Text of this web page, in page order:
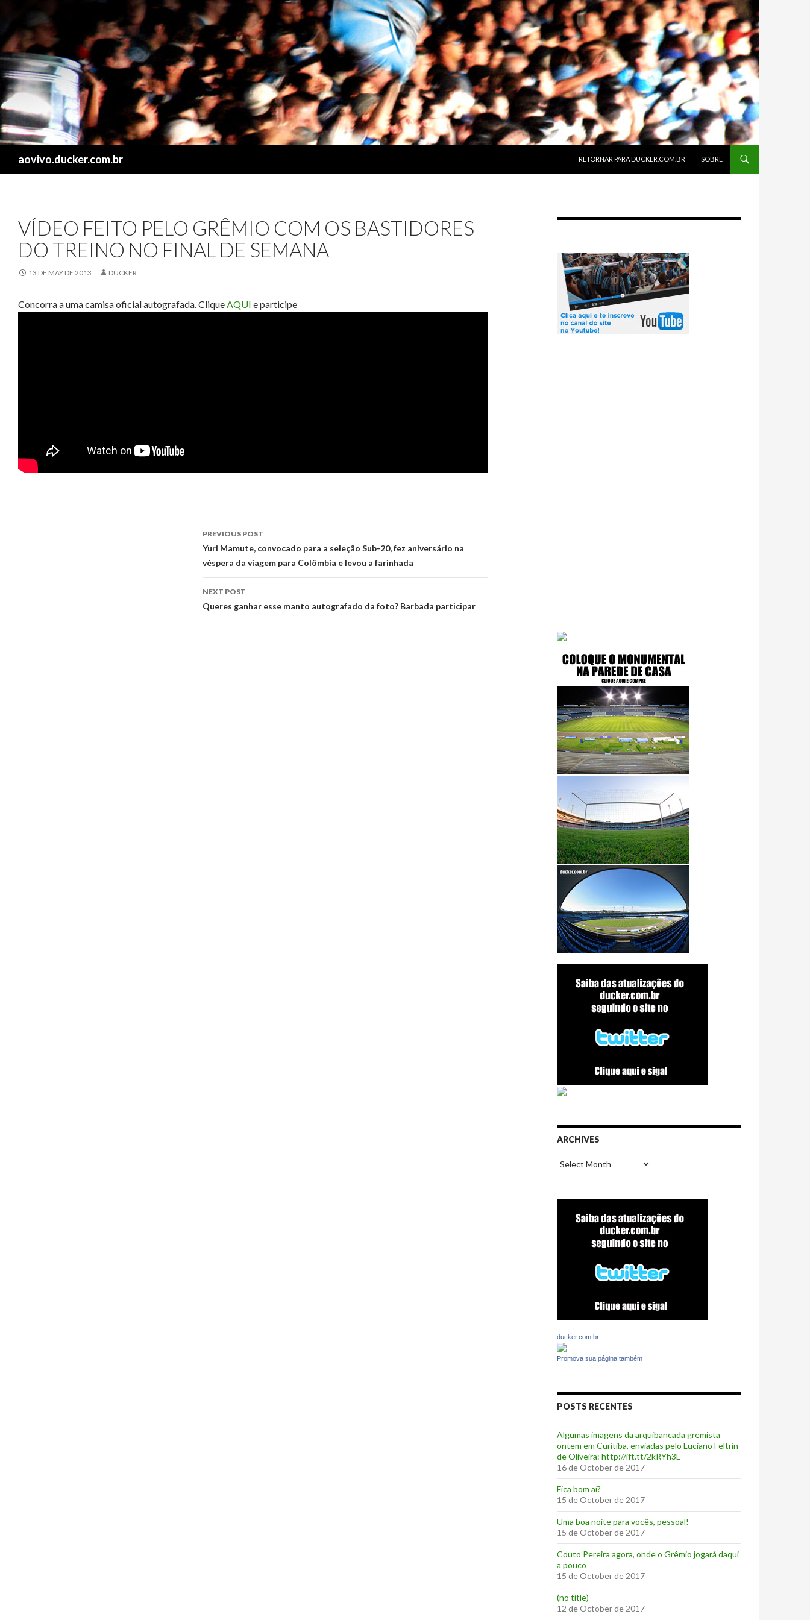
aovivo.ducker.com.br
RETORNAR PARA DUCKER.COM.BR
SOBRE
VÍDEO FEITO PELO GRÊMIO COM OS BASTIDORES
DO TREINO NO FINAL DE SEMANA
13 DE MAY DE 2013 DUCKER
Concorra a uma camisa oficial autografada. CliqueAQUI e participe
Post
navigation
PREVIOUS POST
Yuri Mamute, convocado para a seleção Sub-20, fez aniversário na
véspera da viagem para Colômbia e levou a farinhada
NEXT POST
Queres ganhar esse manto autografado da foto? Barbada participar
ARCHIVES
Archives
ducker.com.br
Promova sua página também
POSTS RECENTES
Algumas imagens da arquibancada gremista
ontem em Curitiba, enviadas pelo Luciano Feltrin
de Oliveira: http://ift.tt/2kRYh3E
16 de October de 2017
‪Fica bom aí?‬
15 de October de 2017
Uma boa noite para vocês, pessoal!
15 de October de 2017
‪Couto Pereira agora, onde o Grêmio jogará daqui
a pouco ‬
15 de October de 2017
(no title)
12 de October de 2017